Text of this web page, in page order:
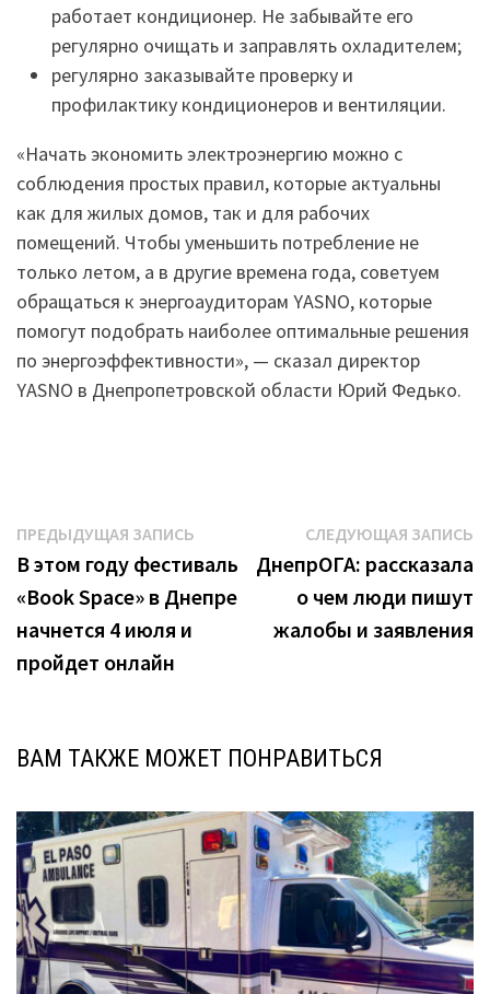
работает кондиционер. Не забывайте его
регулярно очищать и заправлять охладителем;
регулярно заказывайте проверку и
профилактику кондиционеров и вентиляции.
«Начать экономить электроэнергию можно с
соблюдения простых правил, которые актуальны
как для жилых домов, так и для рабочих
помещений. Чтобы уменьшить потребление не
только летом, а в другие времена года, советуем
обращаться к энергоаудиторам YASNO, которые
помогут подобрать наиболее оптимальные решения
по энергоэффективности», — сказал директор
YASNO в Днепропетровской области Юрий Федько.
Навигация
по
записям
ПРЕДЫДУЩАЯ ЗАПИСЬ
запись:
В этом году фестиваль
«Book Space» в Днепре
начнется 4 июля и
пройдет онлайн
СЛЕДУЮЩАЯ ЗАПИСЬ
ДнепрОГА: рассказала
о чем люди пишут
жалобы и заявления
ВАМ ТАКЖЕ МОЖЕТ ПОНРАВИТЬСЯ